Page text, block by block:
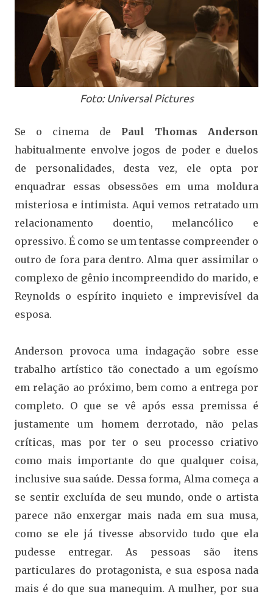
Foto: Universal Pictures
Se o cinema de Paul Thomas Anderson
habitualmente envolve jogos de poder e duelos
de personalidades, desta vez, ele opta por
enquadrar essas obsessões em uma moldura
misteriosa e intimista. Aqui vemos retratado um
relacionamento doentio, melancólico e
opressivo. É como se um tentasse compreender o
outro de fora para dentro. Alma quer assimilar o
complexo de gênio incompreendido do marido, e
Reynolds o espírito inquieto e imprevisível da
esposa.
Anderson provoca uma indagação sobre esse
trabalho artístico tão conectado a um egoísmo
em relação ao próximo, bem como a entrega por
completo. O que se vê após essa premissa é
justamente um homem derrotado, não pelas
críticas, mas por ter o seu processo criativo
como mais importante do que qualquer coisa,
inclusive sua saúde. Dessa forma, Alma começa a
se sentir excluída de seu mundo, onde o artista
parece não enxergar mais nada em sua musa,
como se ele já tivesse absorvido tudo que ela
pudesse entregar. As pessoas são itens
particulares do protagonista, e sua esposa nada
mais é do que sua manequim. A mulher, por sua